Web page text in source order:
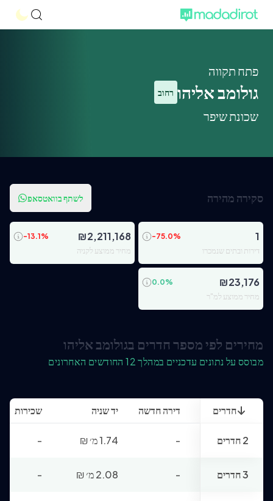
פתח תקווה
גולומב אליהו רחוב
שכונת שיפר
סקירה מהירה לשתף בוואטסאפ
1
-75.0%
דירות ובתים שנמכרו
₪2,211,168
-13.1%
מחיר ממוצע לקניה
₪23,176
0.0%
מחיר ממוצע למ"ר
מחירים לפי מספר חדרים בגולומב אליהו
מבוסס על נתונים עדכניים במהלך 12 החודשים האחרונים
חדרים דירה חדשה יד שניה שכירות
2 חדרים - 1.74 מ׳ ₪
-
3 חדרים - 2.08 מ׳ ₪
-